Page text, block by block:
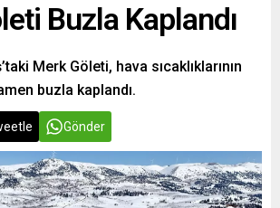
Buzla Kaplandı
Merk Göleti, hava sıcaklıklarının
buzla kaplandı.
Gönder